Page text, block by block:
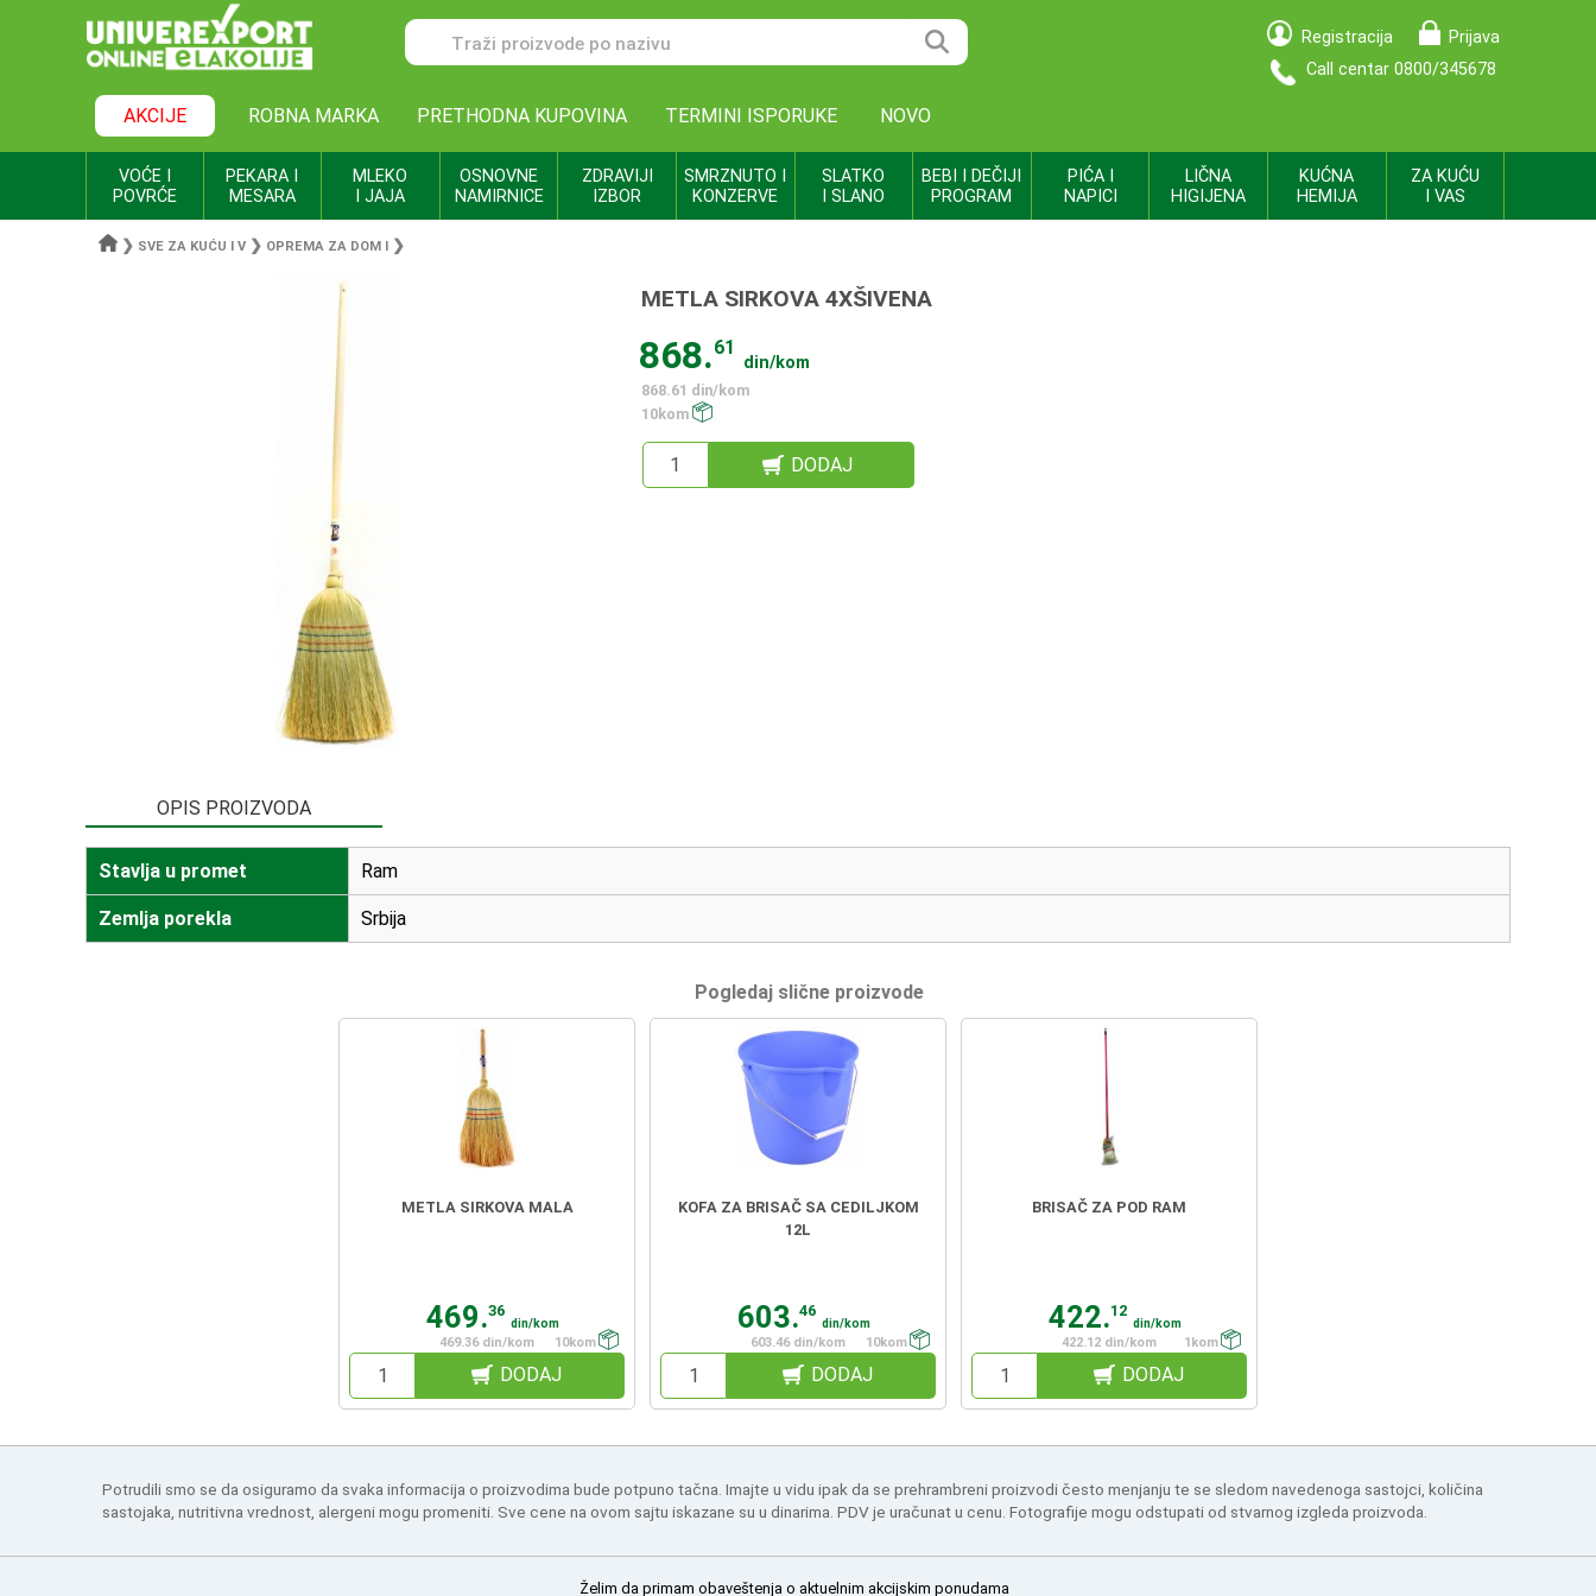
Registracija
Prijava
Call centar 0800/345678
AKCIJE ROBNA MARKA PRETHODNA KUPOVINA TERMINI ISPORUKE NOVO
VOĆE I
POVRĆE
PEKARA I
MESARA
MLEKO
I JAJA
OSNOVNE
NAMIRNICE
ZDRAVIJI
IZBOR
SMRZNUTO I
KONZERVE
SLATKO
I SLANO
BEBI I DEČIJI
PROGRAM
PIĆA I
NAPICI
LIČNA
HIGIJENA
KUĆNA
HEMIJA
ZA KUĆU
I VAS
❯ SVE ZA KUĆU I V ❯ OPREMA ZA DOM I ❯
METLA SIRKOVA 4XŠIVENA
868.61
din/kom
868.61 din/kom
10kom
DODAJ
OPIS PROIZVODA
Stavlja u promet Ram
Zemlja porekla Srbija
Pogledaj slične proizvode
METLA SIRKOVA MALA
469.36
din/kom
469.36 din/kom
10kom
DODAJ
KOFA ZA BRISAČ SA CEDILJKOM
12L
603.46
din/kom
603.46 din/kom
10kom
DODAJ
BRISAČ ZA POD RAM
422.12
din/kom
422.12 din/kom
1kom
DODAJ
Potrudili smo se da osiguramo da svaka informacija o proizvodima bude potpuno tačna. Imajte u vidu ipak da se prehrambreni proizvodi često menjanju te se sledom navedenoga sastojci, količina
sastojaka, nutritivna vrednost, alergeni mogu promeniti. Sve cene na ovom sajtu iskazane su u dinarima. PDV je uračunat u cenu. Fotografije mogu odstupati od stvarnog izgleda proizvoda.
Želim da primam obaveštenja o aktuelnim akcijskim ponudama